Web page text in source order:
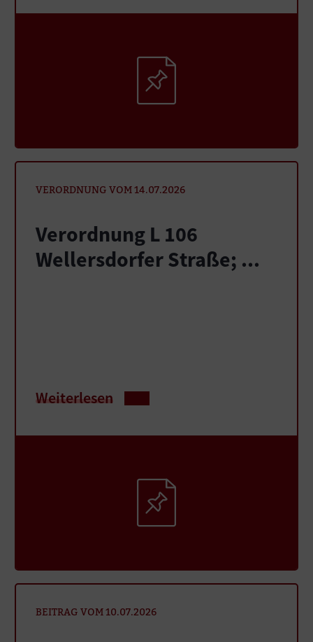
VERORDNUNG VOM 14.07.2026
Verordnung L 106
Wellersdorfer Straße; ...
Weiterlesen
BEITRAG VOM 10.07.2026